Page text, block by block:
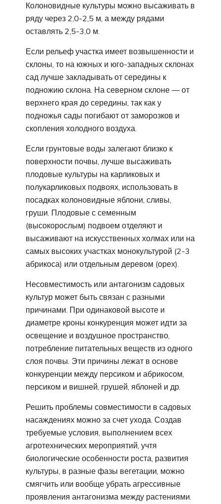
Колоновидные культуры можно высаживать в
ряду через 2,0-2,5 м, а между рядами
оставлять 2,5-3,0 м.
Если рельеф участка имеет возвышенности и
склоны, то на южных и юго-западных склонах
сад лучше закладывать от середины к
подножию склона. На северном склоне — от
верхнего края до середины, так как у
подножья сады погибают от заморозков и
скопления холодного воздуха.
Если грунтовые воды залегают близко к
поверхности почвы, лучше высаживать
плодовые культуры на карликовых и
полукарликовых подвоях, использовать в
посадках колоновидные яблони, сливы,
груши. Плодовые с семенным
(высокорослым) подвоем отделяют и
высаживают на искусственных холмах или на
самых высоких участках монокультурой (2-3
абрикоса) или отдельным деревом (орех).
Несовместимость или антагонизм садовых
культур может быть связан с разными
причинами. При одинаковой высоте и
диаметре кроны конкуренция может идти за
освещение и воздушное пространство,
потребление питательных веществ из одного
слоя почвы. Эти причины лежат в основе
конкуренции между персиком и абрикосом,
персиком и вишней, грушей, яблоней и др.
Решить проблемы совместимости в садовых
насаждениях можно за счет ухода. Создав
требуемые условия, выполнением всех
агротехнических мероприятий, учтя
биологические особенности роста, развития
культуры, в разные фазы вегетации, можно
смягчить или вообще убрать агрессивные
проявления антагонизма между растениями.